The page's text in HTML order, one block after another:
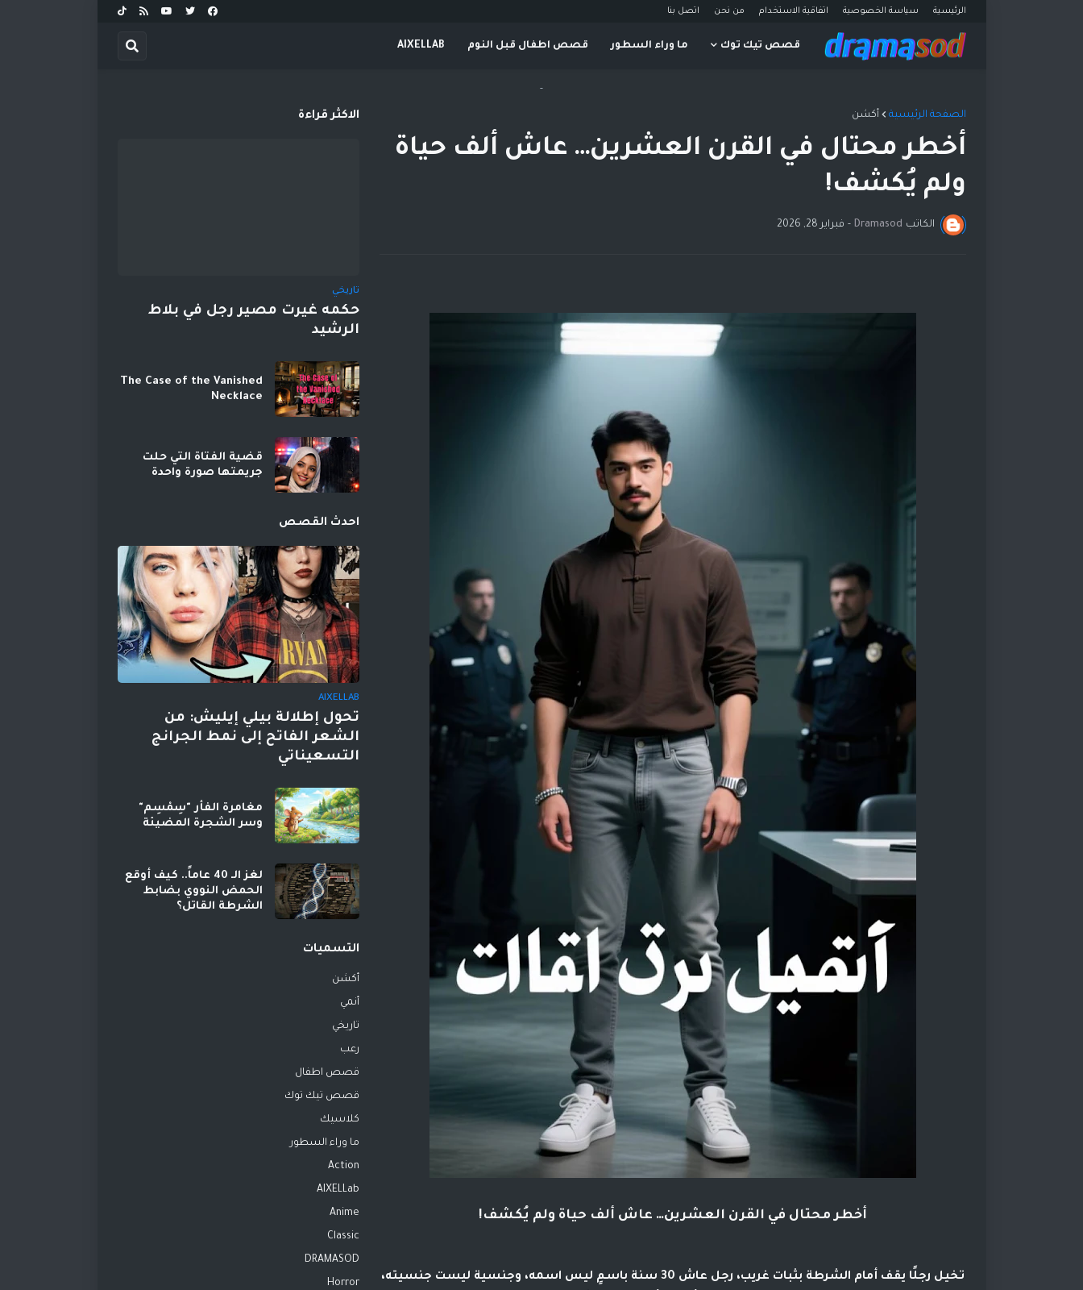
الرئيسية سياسة الخصوصية اتفاقية الاستخدام من نحن اتصل بنا
قصص تيك توك ما وراء السطور قصص اطفال قبل النوم AIXELLAB
-
الصفحة الرئيسية أكشن
أخطر محتال في القرن العشرين… عاش ألف حياة
ولم يُكشف!
الكاتب Dramasod
- فبراير 28, 2026
أخطر محتال في القرن العشرين… عاش ألف حياة ولم يُكشف!
تخيل رجلًا يقف أمام الشرطة بثبات غريب، رجل عاش 30 سنة باسمٍ ليس اسمه، وجنسية ليست جنسيته،
الاكثر قراءة
تاريخي
حكمه غيرت مصير رجل في بلاط
الرشيد
The Case of the Vanished
Necklace
قضية الفتاة التي حلت
جريمتها صورة واحدة
احدث القصص
AIXELLAB
تحول إطلالة بيلي إيليش: من
الشعر الفاتح إلى نمط الجرانج
التسعيناتي
مغامرة الفأر "سِمْسِم"
وسر الشجرة المضيئة
لغز الـ 40 عاماً.. كيف أوقع
الحمض النووي بضابط
الشرطة القاتل؟
التسميات
أكشن
أنمي
تاريخي
رعب
قصص اطفال
قصص تيك توك
كلاسيك
ما وراء السطور
Action
AIXELLab
Anime
Classic
DRAMASOD
Horror